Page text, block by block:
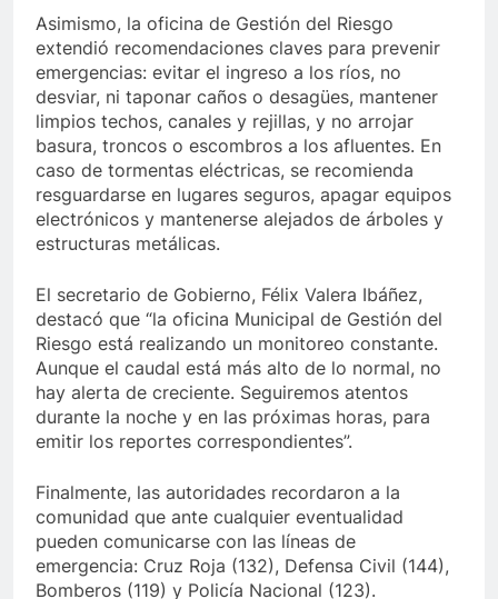
Asimismo, la oficina de Gestión del Riesgo
extendió recomendaciones claves para prevenir
emergencias: evitar el ingreso a los ríos, no
desviar, ni taponar caños o desagües, mantener
limpios techos, canales y rejillas, y no arrojar
basura, troncos o escombros a los afluentes. En
caso de tormentas eléctricas, se recomienda
resguardarse en lugares seguros, apagar equipos
electrónicos y mantenerse alejados de árboles y
estructuras metálicas.
El secretario de Gobierno, Félix Valera Ibáñez,
destacó que “la oficina Municipal de Gestión del
Riesgo está realizando un monitoreo constante.
Aunque el caudal está más alto de lo normal, no
hay alerta de creciente. Seguiremos atentos
durante la noche y en las próximas horas, para
emitir los reportes correspondientes”.
Finalmente, las autoridades recordaron a la
comunidad que ante cualquier eventualidad
pueden comunicarse con las líneas de
emergencia: Cruz Roja (132), Defensa Civil (144),
Bomberos (119) y Policía Nacional (123).